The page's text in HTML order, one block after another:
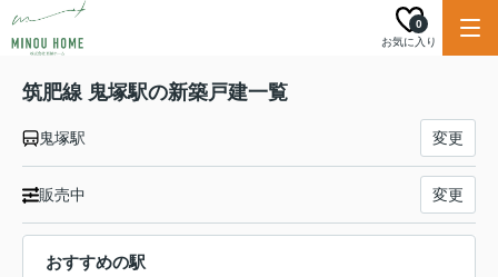
お気に入り
0
筑肥線 鬼塚駅の新築戸建一覧
鬼塚駅 変更
販売中 変更
おすすめの駅